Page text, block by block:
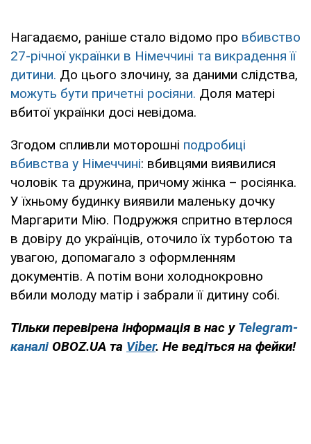
Нагадаємо, раніше стало відомо про вбивство
27-річної українки в Німеччині та викрадення її
дитини. До цього злочину, за даними слідства,
можуть бути причетні росіяни. Доля матері
вбитої українки досі невідома.
Згодом спливли моторошні подробиці
вбивства у Німеччині: вбивцями виявилися
чоловік та дружина, причому жінка – росіянка.
У їхньому будинку виявили маленьку дочку
Маргарити Мію. Подружжя спритно втерлося
в довіру до українців, оточило їх турботою та
увагою, допомагало з оформленням
документів. А потім вони холоднокровно
вбили молоду матір і забрали її дитину собі.
Тільки перевірена інформація в нас у Telegram-
каналі OBOZ.UA та Viber. Не ведіться на фейки!